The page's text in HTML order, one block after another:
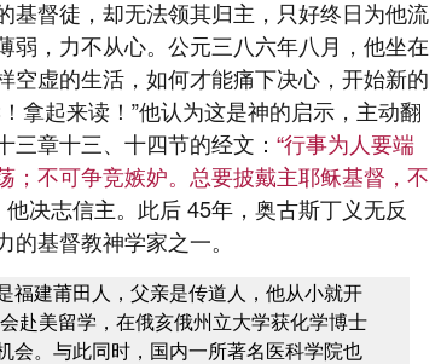
基督徒，却无法领其归主，只好终日为他流
弱，力不从心。公元三八六年八月，他坐在
空虚的生活，如何才能痛下决心，开始新的
拿起来读！”他认为这是神的启示，主动翻
章十三、十四节的经文： “行事为人要端
；不可争竞嫉妒。总要披戴主耶稣基督，不
决志信主。此后 45年，奥古斯丁义无反
基督教神学家之一。
福建莆田人，父亲是传道人，他从小就开
赴美留学，在俄亥俄州立大学获化学博士
会。与此同时，国内一所著名医科学院也